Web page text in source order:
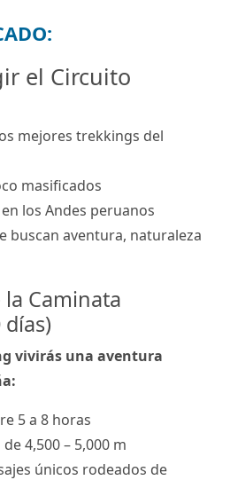
el Circuito
mejores trekkings del
masificados
los Andes peruanos
buscan aventura, naturaleza
la Caminata
vivirás una aventura
5 a 8 horas
4,500 – 5,000 m
únicos rodeados de